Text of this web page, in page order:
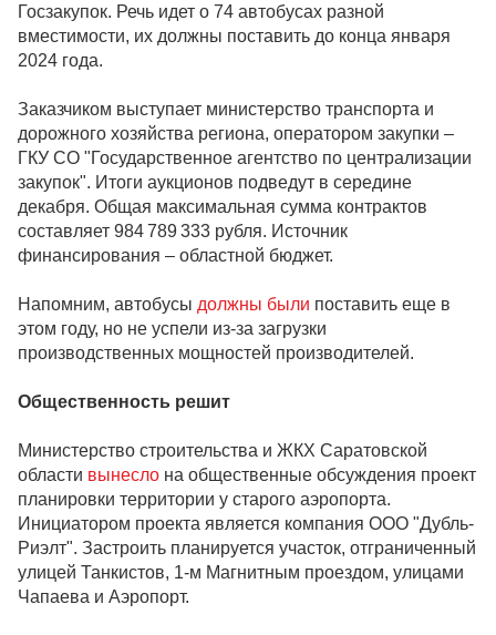
Госзакупок. Речь идет о 74 автобусах разной
вместимости, их должны поставить до конца января
2024 года.
Заказчиком выступает министерство транспорта и
дорожного хозяйства региона, оператором закупки –
ГКУ СО "Государственное агентство по централизации
закупок". Итоги аукционов подведут в середине
декабря. Общая максимальная сумма контрактов
составляет 984 789 333 рубля. Источник
финансирования – областной бюджет.
Напомним, автобусы должны были поставить еще в
этом году, но не успели из-за загрузки
производственных мощностей производителей.
Общественность решит
Министерство строительства и ЖКХ Саратовской
области вынесло на общественные обсуждения проект
планировки территории у старого аэропорта.
Инициатором проекта является компания ООО "Дубль-
Риэлт". Застроить планируется участок, отграниченный
улицей Танкистов, 1-м Магнитным проездом, улицами
Чапаева и Аэропорт.